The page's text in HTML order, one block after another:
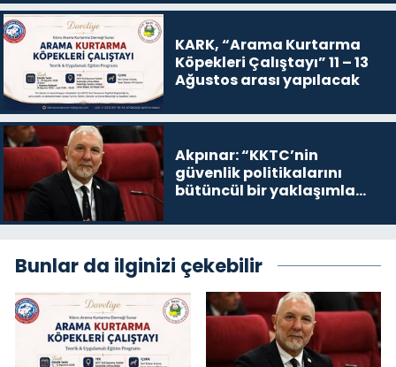
KARK, “Arama Kurtarma
Köpekleri Çalıştayı” 11 – 13
Ağustos arası yapılacak
Akpınar: “KKTC’nin
güvenlik politikalarını
bütüncül bir yaklaşımla
gerekiyor”
Bunlar da ilginizi çekebilir